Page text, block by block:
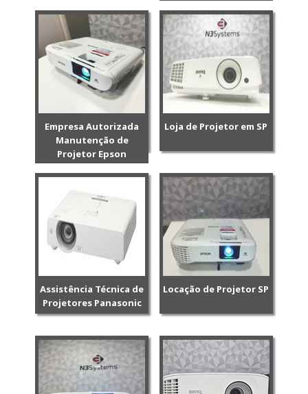
Empresa Autorizada
Manutenção de
Projetor Epson
Loja de Projetor em SP
Assistência Técnica de
Projetores Panasonic
Locação de Projetor SP